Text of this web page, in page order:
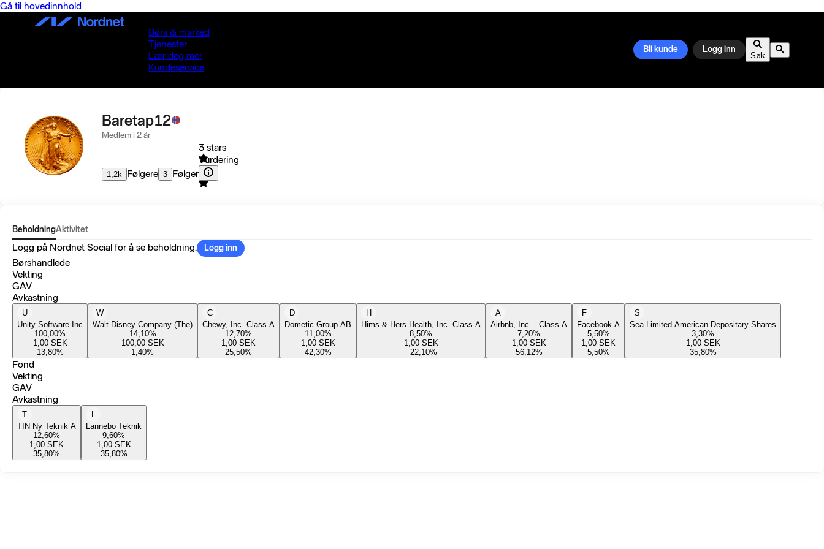
Gå til hovedinnhold
Børs & marked
Tjenester
Lær deg mer
Kundeservice
Bli kunde Logg inn
Søk
Baretap12
Medlem i 2 år
1,2k Følgere 3 Følger
3 stars
Vurdering
BeholdningAktivitet
Logg på Nordnet Social for å se beholdning. Logg inn
Børshandlede
Vekting
GAV
Avkastning
U
Unity Software Inc
100,00%
1,00 SEK
13,80%
W
Walt Disney Company (The)
14,10%
100,00 SEK
1,40%
C
Chewy, Inc. Class A
12,70%
1,00 SEK
25,50%
D
Dometic Group AB
11,00%
1,00 SEK
42,30%
H
Hims & Hers Health, Inc. Class A
8,50%
1,00 SEK
−22,10%
A
Airbnb, Inc. - Class A
7,20%
1,00 SEK
56,12%
F
Facebook A
5,50%
1,00 SEK
5,50%
S
Sea Limited American Depositary Shares
3,30%
1,00 SEK
35,80%
Fond
Vekting
GAV
Avkastning
T
TIN Ny Teknik A
12,60%
1,00 SEK
35,80%
L
Lannebo Teknik
9,60%
1,00 SEK
35,80%